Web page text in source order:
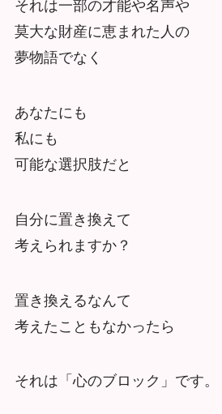
それは一部の才能や名声や
莫大な財産に恵まれた人の
夢物語でなく
あなたにも
私にも
可能な選択肢だと
自分に置き換えて
考えられますか？
置き換えるなんて
考えたこともなかったら
それは「心のブロック」です。